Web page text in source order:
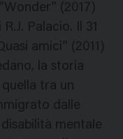
(2017)
Palacio. Il 31
amici” (2011)
la storia
quella tra un
dalle
mentale